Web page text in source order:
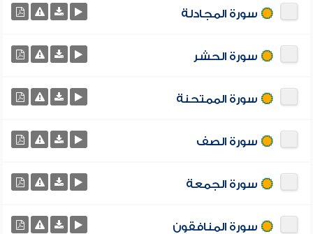
سورة المجادلة
سورة الحشر
سورة الممتحنة
سورة الصف
سورة الجمعة
سورة المنافقون